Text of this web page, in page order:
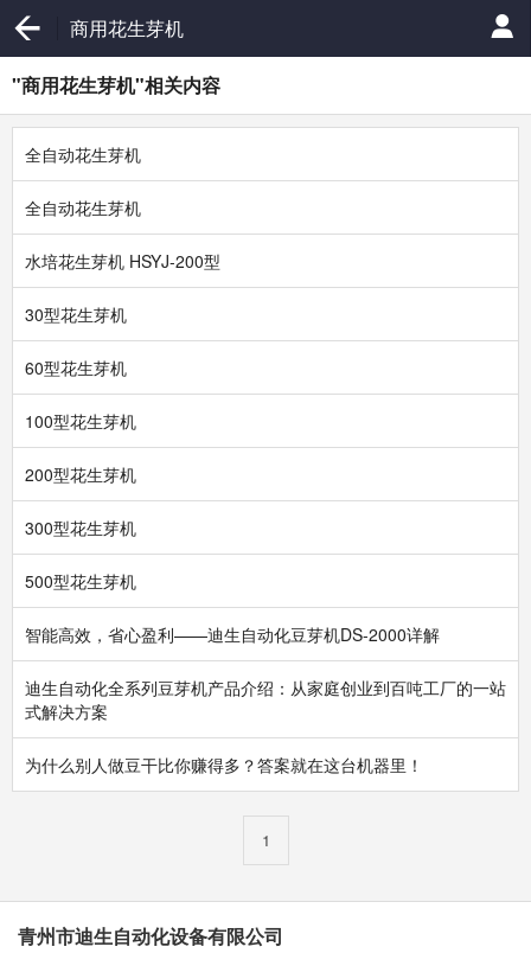
商用花生芽机
"商用花生芽机"相关内容
全自动花生芽机
全自动花生芽机
水培花生芽机 HSYJ-200型
30型花生芽机
60型花生芽机
100型花生芽机
200型花生芽机
300型花生芽机
500型花生芽机
智能高效，省心盈利——迪生自动化豆芽机DS-2000详解
迪生自动化全系列豆芽机产品介绍：从家庭创业到百吨工厂的一站
式解决方案
为什么别人做豆干比你赚得多？答案就在这台机器里！
1
青州市迪生自动化设备有限公司